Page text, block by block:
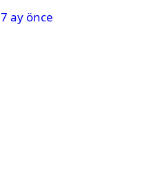
Tatil
7 ay önce